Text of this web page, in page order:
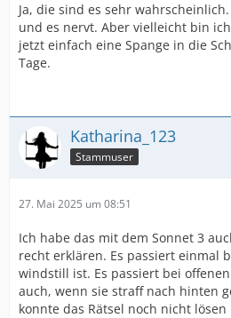
Ja, die sind es sehr
und es nervt. Aber vielleicht bin
jetzt einfach eine Spange in die
Tage.
Katharina_123
Stammuser
27. Mai 2025 um 08:51
Ich habe das mit dem Sonnet 3
recht erklären. Es passiert einmal
windstill ist. Es passiert bei
auch, wenn sie straff nach hinten
konnte das Rätsel noch nicht